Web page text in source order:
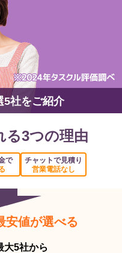
5社をご紹介
る3つの理由
で
チャットで見積り
営業電話なし
安値が選べる
大5社から